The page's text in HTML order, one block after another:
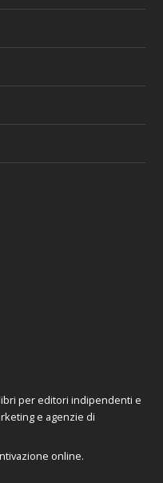
per editori indipendenti e
e agenzie di
online.